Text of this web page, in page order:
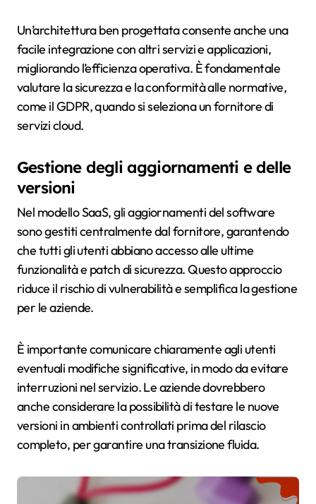
Un’architettura ben progettata consente anche una
facile integrazione con altri servizi e applicazioni,
migliorando l’efficienza operativa. È fondamentale
valutare la sicurezza e la conformità alle normative,
come il GDPR, quando si seleziona un fornitore di
servizi cloud.
Gestione degli aggiornamenti e delle
versioni
Nel modello SaaS, gli aggiornamenti del software
sono gestiti centralmente dal fornitore, garantendo
che tutti gli utenti abbiano accesso alle ultime
funzionalità e patch di sicurezza. Questo approccio
riduce il rischio di vulnerabilità e semplifica la gestione
per le aziende.
È importante comunicare chiaramente agli utenti
eventuali modifiche significative, in modo da evitare
interruzioni nel servizio. Le aziende dovrebbero
anche considerare la possibilità di testare le nuove
versioni in ambienti controllati prima del rilascio
completo, per garantire una transizione fluida.